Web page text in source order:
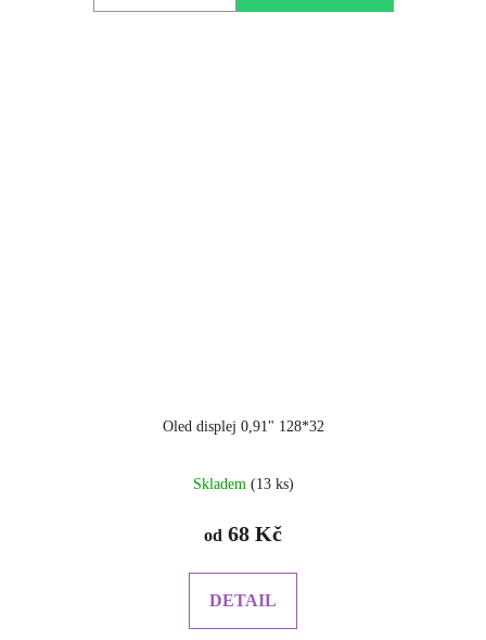
Oled displej 0,91" 128*32
hodnocení
je
z
Skladem (13 ks)
od 68 Kč
DETAIL